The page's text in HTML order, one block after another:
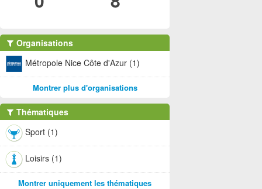
Organisations
Métropole Nice Côte d'Azur (1)
Montrer plus d'organisations
Thématiques
Sport (1)
Loisirs (1)
Montrer uniquement les thématiques